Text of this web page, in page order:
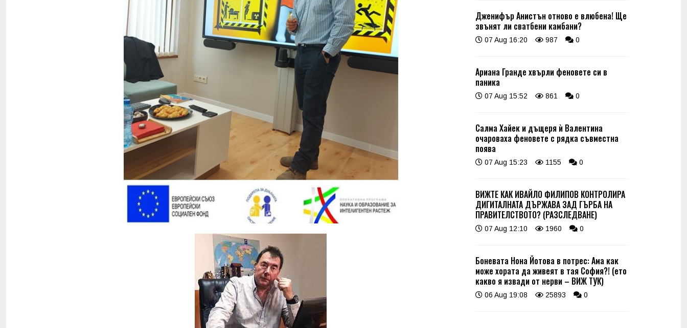
Дженифър Анистън отново е влюбена! Ще
звънят ли сватбени камбани?
07 Aug 16:20 987 0
Ариана Гранде хвърли феновете си в
паника
07 Aug 15:52 861 0
Салма Хайек и дъщеря ѝ Валентина
очароваха феновете с рядка съвместна
поява
07 Aug 15:23 1155 0
ВИЖТЕ КАК ИВАЙЛО ФИЛИПОВ КОНТРОЛИРА
ДИГИТАЛНАТА ДЪРЖАВА ЗАД ГЪРБА НА
ПРАВИТЕЛСТВОТО? (РАЗСЛЕДВАНЕ)
07 Aug 12:10 1960 0
Боневата Нона Йотова в потрес: Ама как
може хората да живеят в тая София?! (ето
какво я извади от нерви – ВИЖ ТУК)
06 Aug 19:08 25893 0